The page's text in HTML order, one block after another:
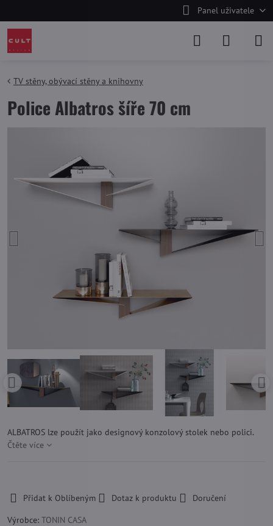
Panel uživatele
TV stěny, obývací stěny a knihovny
Police Albatros šíře 70 cm
ALBATROS lze použít jako designový konzolový stolek nebo polici.
Čtěte více
Přidat k Oblíbeným
Dotaz k produktu
Doručení
Výrobce: TONIN CASA